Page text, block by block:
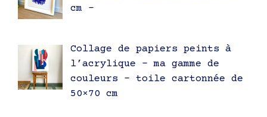
cm –
Collage de papiers peints à
l’acrylique – ma gamme de
couleurs – toile cartonnée de
50×70 cm